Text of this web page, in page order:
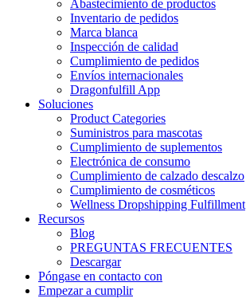
Abastecimiento de productos
Inventario de pedidos
Marca blanca
Inspección de calidad
Cumplimiento de pedidos
Envíos internacionales
Dragonfulfill App
Soluciones
Product Categories
Suministros para mascotas
Cumplimiento de suplementos
Electrónica de consumo
Cumplimiento de calzado descalzo
Cumplimiento de cosméticos
Wellness Dropshipping Fulfillment
Recursos
Blog
PREGUNTAS FRECUENTES
Descargar
Póngase en contacto con
Empezar a cumplir